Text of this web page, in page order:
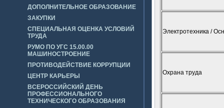
ДОПОЛНИТЕЛЬНОЕ ОБРАЗОВАНИЕ
ЗАКУПКИ
СПЕЦИАЛЬНАЯ ОЦЕНКА УСЛОВИЙ
ТРУДА
РУМО ПО УГС 15.00.00
МАШИНОСТРОЕНИЕ
ПРОТИВОДЕЙСТВИЕ КОРРУПЦИИ
ЦЕНТР КАРЬЕРЫ
ВСЕРОССИЙСКИЙ ДЕНЬ
ПРОФЕССИОНАЛЬНОГО
ТЕХНИЧЕСКОГО ОБРАЗОВАНИЯ
Электротехника /
Охрана труда